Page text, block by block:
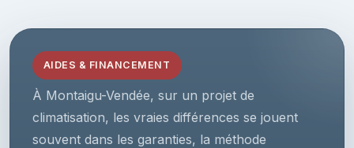
AIDES & FINANCEMENT
À Montaigu-Vendée, sur un projet de
climatisation, les vraies différences se jouent
souvent dans les garanties, la méthode